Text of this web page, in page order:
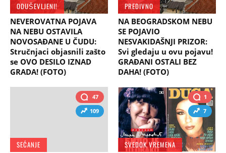
ODUŠEVLJENI!
NEVEROVATNA POJAVA
NA NEBU OSTAVILA
NOVOSAĐANE U ČUDU:
Stručnjaci objasnili zašto
se OVO DESILO IZNAD
GRADA! (FOTO)
PREDIVNO
NA BEOGRADSKOM NEBU
SE POJAVIO
NESVAKIDAŠNJI PRIZOR:
Svi gledaju u ovu pojavu!
GRAĐANI OSTALI BEZ
DAHA! (FOTO)
47
109
SEĆANJE
1
7
SVEDOK VREMENA